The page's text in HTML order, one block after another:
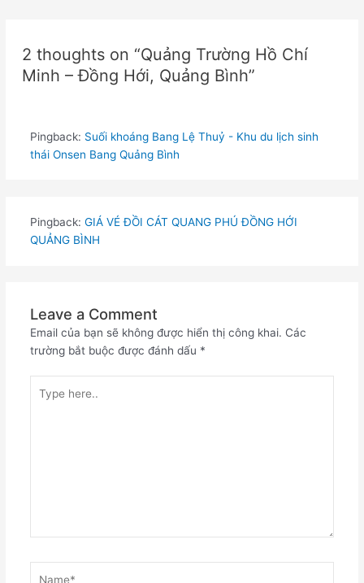
2 thoughts on “Quảng Trường Hồ Chí
Minh – Đồng Hới, Quảng Bình”
Pingback: Suối khoáng Bang Lệ Thuỷ - Khu du lịch sinh
thái Onsen Bang Quảng Bình
Pingback: GIÁ VÉ ĐỒI CÁT QUANG PHÚ ĐỒNG HỚI
QUẢNG BÌNH
Leave a Comment
Email của bạn sẽ không được hiển thị công khai. Các
trường bắt buộc được đánh dấu *
here..